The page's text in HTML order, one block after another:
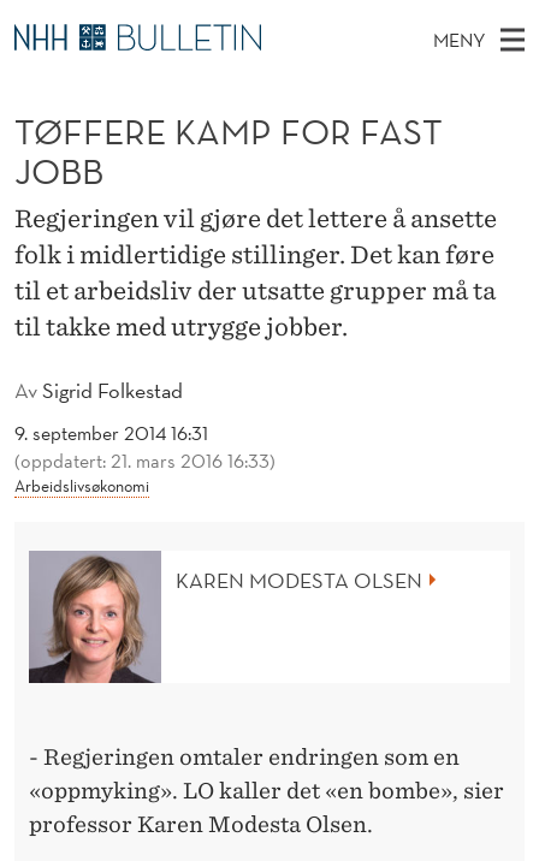
T
Ø
F
E
R
E
K
A
M
P
F
MENY
V
E
D
M
E
N
K
T
T
S
T
E
E
Stipendiater og nye forskerprofiler
Disputaser
Ekspertutvalg
Om Bulletin
AvSigrid Folkestad
9. september 2014 16:31
(oppdatert: 21. mars 2016 16:33)
Arbeidslivsøkonomi
TØFFERE KAMP FOR FAST
JOBB
Regjeringen vil gjøre det lettere å ansette
folk i midlertidige stillinger. Det kan føre
til et arbeidsliv der utsatte grupper må ta
til takke med utrygge jobber.
KAREN MODESTA OLSEN
- Regjeringen omtaler endringen som en
«oppmyking». LO kaller det «en bombe», sier
professor Karen Modesta Olsen.